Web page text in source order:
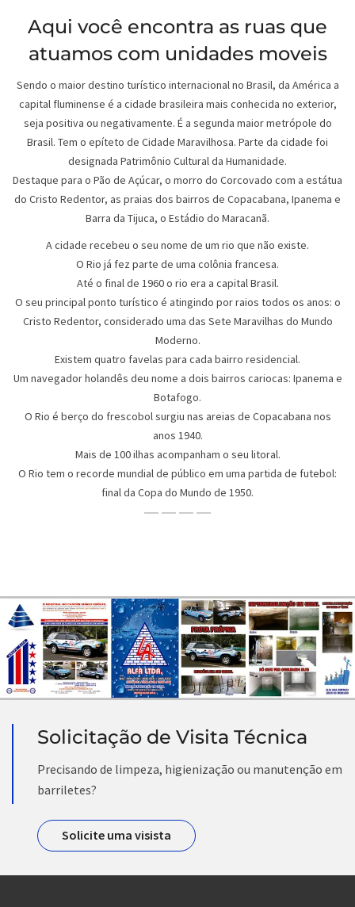
Aqui você encontra as ruas que
atuamos com unidades moveis
Sendo o maior destino turístico internacional no Brasil, da América a
capital fluminense é a cidade brasileira mais conhecida no exterior,
seja positiva ou negativamente. É a segunda maior metrópole do
Brasil. Tem o epíteto de Cidade Maravilhosa. Parte da cidade foi
designada Patrimônio Cultural da Humanidade.
Destaque para o Pão de Açúcar, o morro do Corcovado com a estátua
do Cristo Redentor, as praias dos bairros de Copacabana, Ipanema e
Barra da Tijuca, o Estádio do Maracanã.
A cidade recebeu o seu nome de um rio que não existe.
O Rio já fez parte de uma colônia francesa.
Até o final de 1960 o rio era a capital Brasil.
O seu principal ponto turístico é atingindo por raios todos os anos: o
Cristo Redentor, considerado uma das Sete Maravilhas do Mundo
Moderno.
Existem quatro favelas para cada bairro residencial.
Um navegador holandês deu nome a dois bairros cariocas: Ipanema e
Botafogo.
O Rio é berço do frescobol surgiu nas areias de Copacabana nos
anos 1940.
Mais de 100 ilhas acompanham o seu litoral.
O Rio tem o recorde mundial de público em uma partida de futebol:
final da Copa do Mundo de 1950.
Solicitação de Visita Técnica
Precisando de limpeza, higienização ou manutenção em
barriletes?
Solicite uma visista